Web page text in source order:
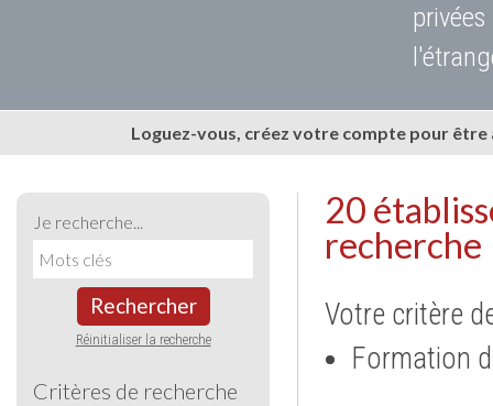
Loguez-vous, créez votre compte pour
Je recherche...
Rechercher
Réinitialiser la recherche
Critères de recherche
20
recherche
Votre critère
Formation